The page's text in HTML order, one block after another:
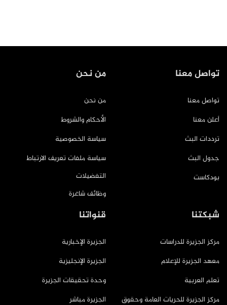
المزيد
من نحن
من نحن
الأحكام والشروط
سياسة الخصوصية
سياسة ملفات تعريف الارتباط
التفضيلات
وظائف شاغرة
تواصل معنا
تواصل معنا
أعلن معنا
ترددات البث
جدول البث
بودكاست
قنواتنا
الجزيرة الإخبارية
الجزيرة الإنجليزية
وحدة تحقيقات الجزيرة
الجزيرة مباشر
شبكتنا
مركز الجزيرة للدراسات
معهد الجزيرة للإعلام
تعلم العربية
مركز الجزيرة للحريات العامة وحقوق